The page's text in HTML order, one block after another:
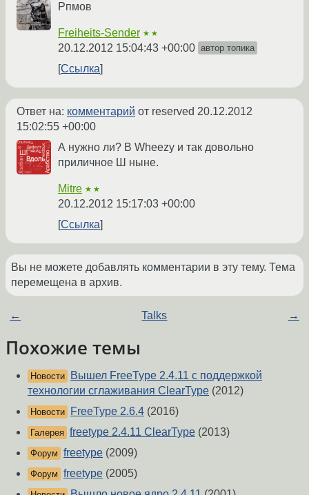
Рпмов
Freiheits-Sender ★★
20.12.2012 15:04:43 +00:00 автор топика
Ссылка
Ответ на: комментарий от reserved 20.12.2012
15:02:55 +00:00
А нужно ли? В Wheezy и так довольно
приличное Ш ныне.
Mitre ★★
20.12.2012 15:17:03 +00:00
Ссылка
Вы не можете добавлять комментарии в эту тему. Тема
перемещена в архив.
← Talks →
Похожие темы
Новости
Вышел FreeType 2.4.11 с поддержкой
технологии сглаживания ClearType (2012)
Новости FreeType 2.6.4 (2016)
Галерея freetype 2.4.11 ClearType (2013)
Форум freetype (2009)
Форум freetype (2005)